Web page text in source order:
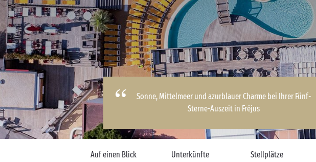
Sonne, Mittelmeer und azurblauer Charme bei Ihrer Fünf-
Sterne-Auszeit in Fréjus
Auf einen Blick Unterkünfte Stellplätze